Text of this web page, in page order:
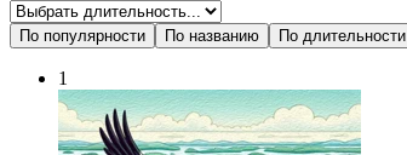
По популярности По названию По длительности
1